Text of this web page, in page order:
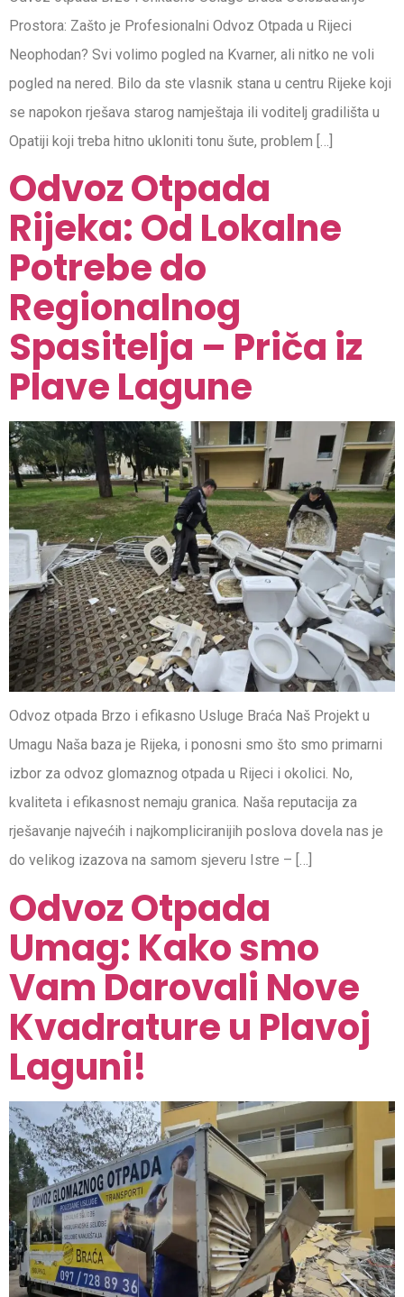
Prostora: Zašto je Profesionalni Odvoz Otpada u Rijeci
Neophodan? Svi volimo pogled na Kvarner, ali nitko ne voli
pogled na nered. Bilo da ste vlasnik stana u centru Rijeke koji
se napokon rješava starog namještaja ili voditelj gradilišta u
Opatiji koji treba hitno ukloniti tonu šute, problem […]
Odvoz Otpada
Rijeka: Od Lokalne
Potrebe do
Regionalnog
Spasitelja – Priča iz
Plave Lagune
Odvoz otpada Brzo i efikasno Usluge Braća Naš Projekt u
Umagu Naša baza je Rijeka, i ponosni smo što smo primarni
izbor za odvoz glomaznog otpada u Rijeci i okolici. No,
kvaliteta i efikasnost nemaju granica. Naša reputacija za
rješavanje najvećih i najkompliciranijih poslova dovela nas je
do velikog izazova na samom sjeveru Istre – […]
Odvoz Otpada
Umag: Kako smo
Vam Darovali Nove
Kvadrature u Plavoj
Laguni!